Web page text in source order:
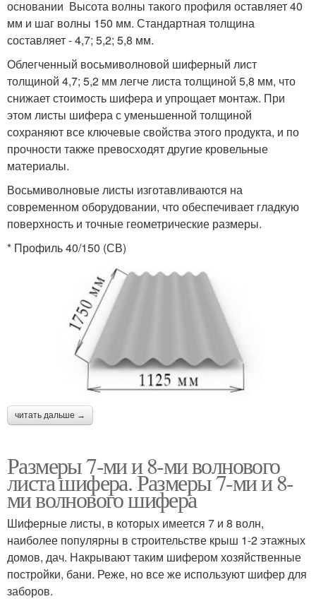
основании Высота волны такого профиля оставляет 40
мм и шаг волны 150 мм. Стандартная толщина
составляет - 4,7; 5,2; 5,8 мм.
Облегченный восьмиволновой шиферный лист
толщиной 4,7; 5,2 мм легче листа толщиной 5,8 мм, что
снижает стоимость шифера и упрощает монтаж. При
этом листы шифера с уменьшенной толщиной
сохраняют все ключевые свойства этого продукта, и по
прочности также превосходят другие кровельные
материалы.
Восьмиволновые листы изготавливаются на
современном оборудовании, что обеспечивает гладкую
поверхность и точные геометрические размеры.
* Профиль 40/150 (СВ)
читать дальше →
Размеры 7-ми и 8-ми волнового
листа шифера. Размеры 7-ми и 8-
ми волнового шифера
Шиферные листы, в которых имеется 7 и 8 волн,
наиболее популярны в строительстве крыш 1-2 этажных
домов, дач. Накрывают таким шифером хозяйственные
постройки, бани. Реже, но все же используют шифер для
заборов.